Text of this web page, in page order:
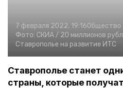
7 февраля 2022, 19:16Общество
Фото: СКИА / 20 миллионов
Ставрополье на развитие ИТС
Ставрополье станет
страны, которые